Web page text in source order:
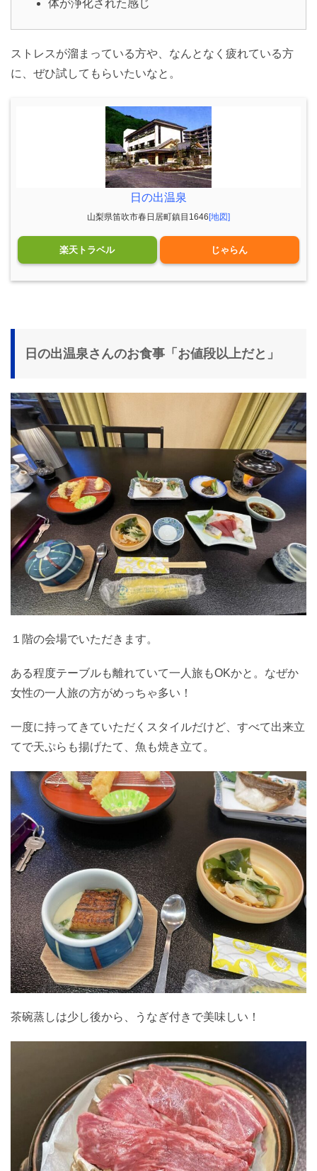
体が浄化された感じ
ストレスが溜まっている方や、なんとなく疲れている方
に、ぜひ試してもらいたいなと。
日の出温泉
山梨県笛吹市春日居町鎮目1646 [地図]
楽天トラベル じゃらん
日の出温泉さんのお食事「お値段以上だと」
１階の会場でいただきます。
ある程度テーブルも離れていて一人旅もOKかと。なぜか
女性の一人旅の方がめっちゃ多い！
一度に持ってきていただくスタイルだけど、すべて出来立
てで天ぷらも揚げたて、魚も焼き立て。
茶碗蒸しは少し後から、うなぎ付きで美味しい！